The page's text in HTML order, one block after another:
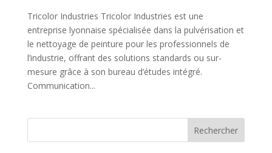
Tricolor Industries Tricolor Industries est une
entreprise lyonnaise spécialisée dans la pulvérisation et
le nettoyage de peinture pour les professionnels de
l’industrie, offrant des solutions standards ou sur-
mesure grâce à son bureau d’études intégré.
Communication...
Rechercher